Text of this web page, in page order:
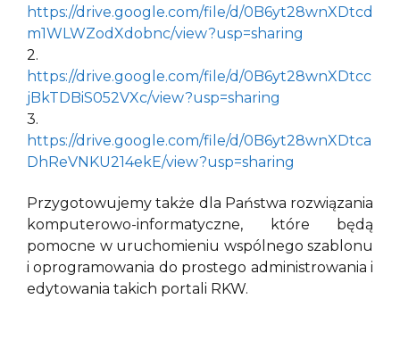
https://drive.google.com/file/d/0B6yt28wnXDtcd
m1WLWZodXdobnc/view?usp=sharing
2.
https://drive.google.com/file/d/0B6yt28wnXDtcc
jBkTDBiS052VXc/view?usp=sharing
3.
https://drive.google.com/file/d/0B6yt28wnXDtca
DhReVNKU214ekE/view?usp=sharing
Przygotowujemy także dla Państwa rozwiązania
komputerowo-informatyczne, które będą
pomocne w uruchomieniu wspólnego szablonu
i oprogramowania do prostego administrowania i
edytowania takich portali RKW.